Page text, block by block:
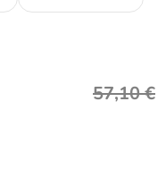
57,10€